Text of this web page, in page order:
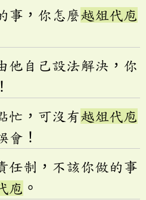
事，你怎麼越俎代庖
他自己設法解決，你
！
忙，可沒有越俎代庖
會！
任制，不該你做的事
庖 。